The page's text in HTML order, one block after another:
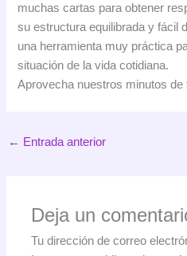
muchas cartas para obtener
su estructura equilibrada y fácil
una herramienta muy práctica
situación de la vida cotidiana.
Aprovecha nuestros minutos de
← Entrada anterior
Deja un
Tu dirección de correo